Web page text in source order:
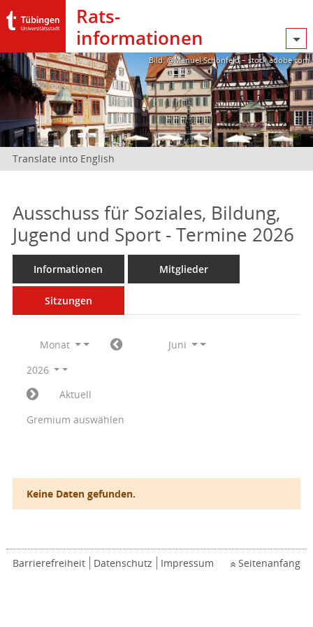
Rats­
informationen
Bild: @Manuel Schönfeld – stock.adobe.com
Translate into English
Ausschuss für Soziales, Bildung,
Jugend und Sport - Termine 2026
Informationen Mitglieder
Sitzungen
Monat
Juni
2026
Aktuell
Gremium auswählen
Keine Daten gefunden.
Barrierefreiheit Datenschutz Impressum Seitenanfang